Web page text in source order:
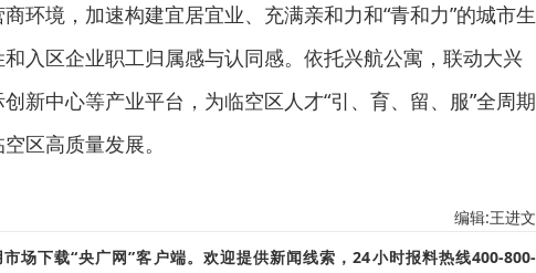
环境，加速构建宜居宜业、充满亲和力和“青和力”的城市生
入区企业职工归属感与认同感。依托兴航公寓，联动大兴
新中心等产业平台，为临空区人才“引、育、留、服”全周期
区高质量发展。
编辑:王进文
场下载“央广网”客户端。欢迎提供新闻线索，24小时报料热线400-800-